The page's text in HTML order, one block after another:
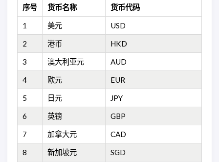
序号 货币名称 货币代码
1 美元 USD
2 港币 HKD
3 澳大利亚元 AUD
4 欧元 EUR
5 日元 JPY
6 英镑 GBP
7 加拿大元 CAD
8 新加坡元 SGD